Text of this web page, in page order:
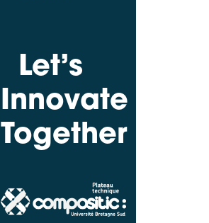
Let’s
Innovate
Together